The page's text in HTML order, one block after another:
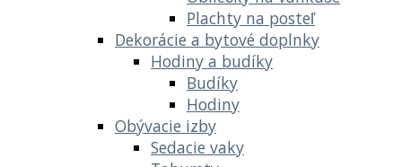
Plachty na posteľ
Dekorácie a bytové doplnky
Hodiny a budíky
Budíky
Hodiny
Obývacie izby
Sedacie vaky